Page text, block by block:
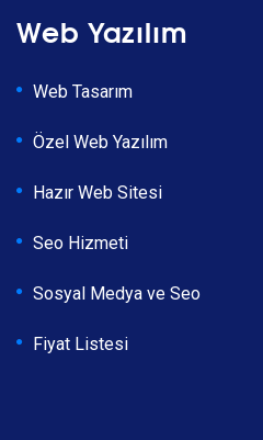
Web Yazılım
Web Tasarım
Özel Web Yazılım
Hazır Web Sitesi
Seo Hizmeti
Sosyal Medya ve Seo
Fiyat Listesi